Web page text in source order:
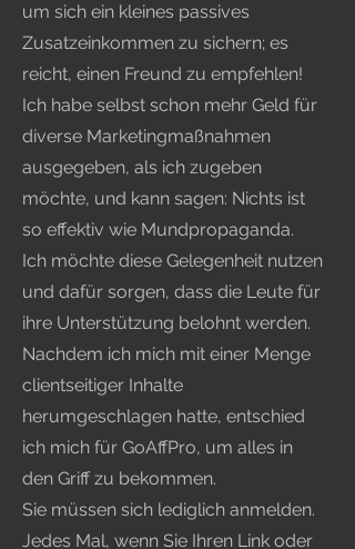
um sich ein kleines passives
Zusatzeinkommen zu sichern; es
reicht, einen Freund zu empfehlen!
Ich habe selbst schon mehr Geld für
diverse Marketingmaßnahmen
ausgegeben, als ich zugeben
möchte, und kann sagen: Nichts ist
so effektiv wie Mundpropaganda.
Ich möchte diese Gelegenheit nutzen
und dafür sorgen, dass die Leute für
ihre Unterstützung belohnt werden.
Nachdem ich mich mit einer Menge
clientseitiger Inhalte
herumgeschlagen hatte, entschied
ich mich für GoAffPro, um alles in
den Griff zu bekommen.
Sie müssen sich lediglich anmelden.
Jedes Mal, wenn Sie Ihren Link oder